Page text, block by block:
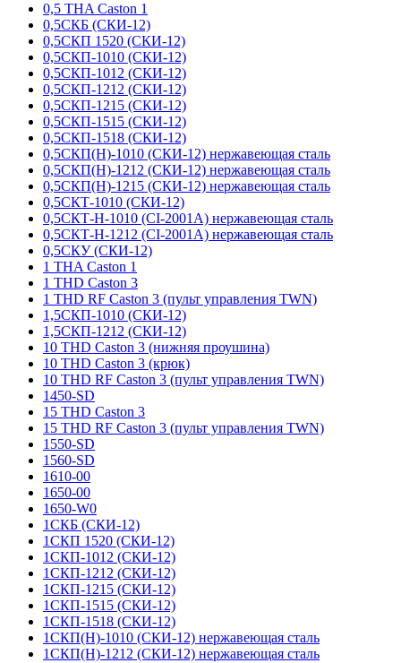
0,5 THA Caston 1
0,5СКБ (СКИ-12)
0,5СКП 1520 (СКИ-12)
0,5СКП-1010 (СКИ-12)
0,5СКП-1012 (СКИ-12)
0,5СКП-1212 (СКИ-12)
0,5СКП-1215 (СКИ-12)
0,5СКП-1515 (СКИ-12)
0,5СКП-1518 (СКИ-12)
0,5СКП(Н)-1010 (СКИ-12) нержавеющая сталь
0,5СКП(Н)-1212 (СКИ-12) нержавеющая сталь
0,5СКП(Н)-1215 (СКИ-12) нержавеющая сталь
0,5СКТ-1010 (СКИ-12)
0,5СКТ-Н-1010 (CI-2001A) нержавеющая сталь
0,5СКТ-Н-1212 (CI-2001A) нержавеющая сталь
0,5СКУ (СКИ-12)
1 THA Caston 1
1 THD Caston 3
1 THD RF Caston 3 (пульт управления TWN)
1,5СКП-1010 (СКИ-12)
1,5СКП-1212 (СКИ-12)
10 THD Caston 3 (нижняя проушина)
10 THD Caston 3 (крюк)
10 THD RF Caston 3 (пульт управления TWN)
1450-SD
15 THD Caston 3
15 THD RF Caston 3 (пульт управления TWN)
1550-SD
1560-SD
1610-00
1650-00
1650-W0
1СКБ (СКИ-12)
1СКП 1520 (СКИ-12)
1СКП-1012 (СКИ-12)
1СКП-1212 (СКИ-12)
1СКП-1215 (СКИ-12)
1СКП-1515 (СКИ-12)
1СКП-1518 (СКИ-12)
1СКП(Н)-1010 (СКИ-12) нержавеющая сталь
1СКП(Н)-1212 (СКИ-12) нержавеющая сталь